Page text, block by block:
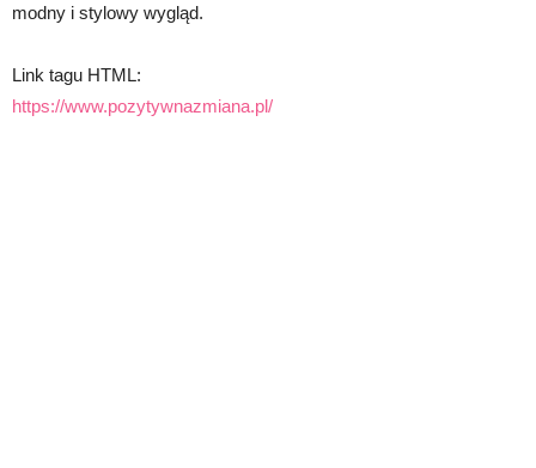
modny i stylowy wygląd.
Link tagu HTML:
https://www.pozytywnazmiana.pl/